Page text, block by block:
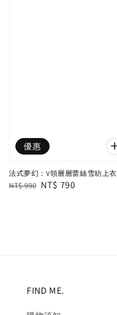
優惠
法式夢幻：V領層層蕾絲雪紡上衣
Regular
NT$ 990 Sale
NT$ 790
FIND ME.